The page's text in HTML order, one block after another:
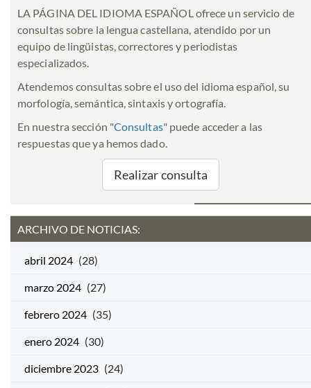
LA PÁGINA DEL IDIOMA ESPAÑOL ofrece un servicio de
consultas sobre la lengua castellana, atendido por un
equipo de lingüistas, correctores y periodistas
especializados.
Atendemos consultas sobre el uso del idioma español, su
morfología, semántica, sintaxis y ortografía.
En nuestra sección "Consultas" puede acceder a las
respuestas que ya hemos dado.
Realizar consulta
ARCHIVO DE NOTICIAS:
abril 2024 (28)
marzo 2024 (27)
febrero 2024 (35)
enero 2024 (30)
diciembre 2023 (24)